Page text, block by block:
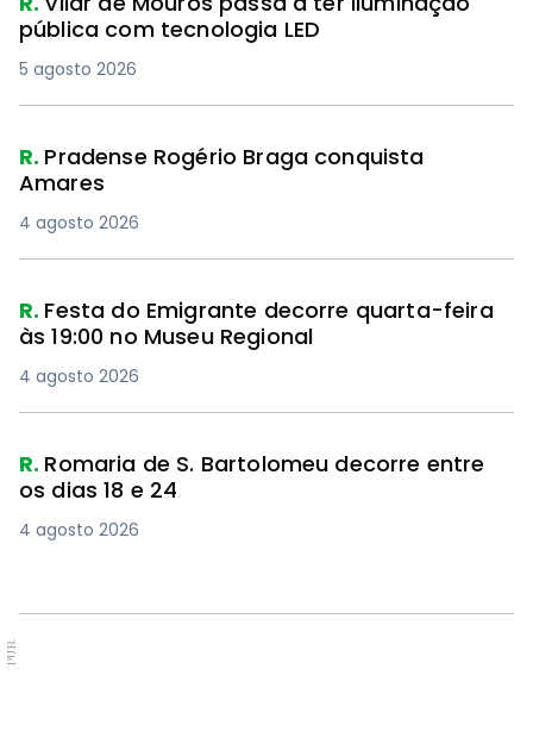
pública com tecnologia LED
5 agosto 2026
R. Pradense Rogério Braga conquista
Amares
4 agosto 2026
R. Festa do Emigrante decorre quarta-feira
às 19:00 no Museu Regional
4 agosto 2026
R. Romaria de S. Bartolomeu decorre entre
os dias 18 e 24
4 agosto 2026
PUB.